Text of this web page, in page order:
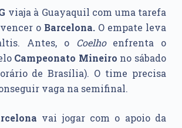
viaja à Guayaquil com uma tarefa
o Barcelona. O empate leva
Antes, o Coelhoenfrenta o
Campeonato Mineiro no sábado
de Brasília). O time precisa
vaga na semifinal.
vai jogar com o apoio da